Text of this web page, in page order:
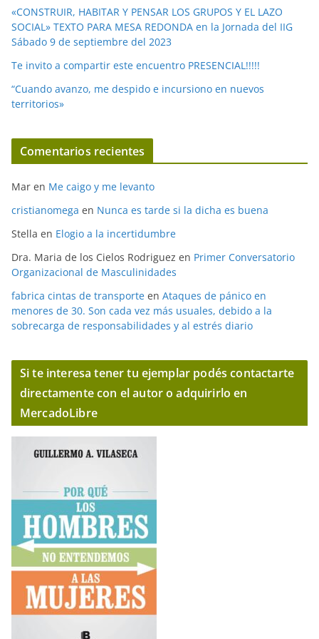
«CONSTRUIR, HABITAR Y PENSAR LOS GRUPOS Y EL LAZO
SOCIAL» TEXTO PARA MESA REDONDA en la Jornada del IIG
Sábado 9 de septiembre del 2023
Te invito a compartir este encuentro PRESENCIAL!!!!!
“Cuando avanzo, me despido e incursiono en nuevos
territorios»
Comentarios recientes
Mar en Me caigo y me levanto
cristianomega en Nunca es tarde si la dicha es buena
Stella en Elogio a la incertidumbre
Dra. Maria de los Cielos Rodriguez en Primer Conversatorio
Organizacional de Masculinidades
fabrica cintas de transporte en Ataques de pánico en
menores de 30. Son cada vez más usuales, debido a la
sobrecarga de responsabilidades y al estrés diario
Si te interesa tener tu ejemplar podés contactarte
directamente con el autor o adquirirlo en
MercadoLibre